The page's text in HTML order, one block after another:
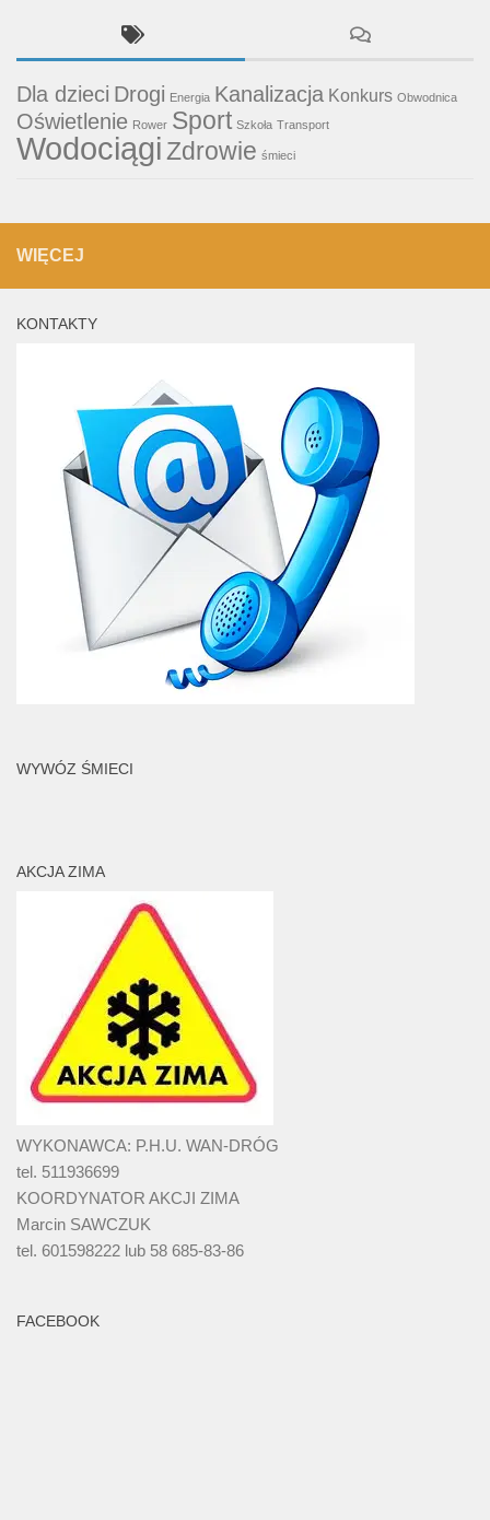
Dla dzieci Drogi Energia Kanalizacja Konkurs Obwodnica
Oświetlenie Rower Sport Szkoła Transport
WodociągiZdrowie śmieci
WIĘCEJ
KONTAKTY
WYWÓZ ŚMIECI
AKCJA ZIMA
WYKONAWCA: P.H.U. WAN-DRÓG
tel. 511936699
KOORDYNATOR AKCJI ZIMA
Marcin SAWCZUK
tel. 601598222 lub 58 685-83-86
FACEBOOK